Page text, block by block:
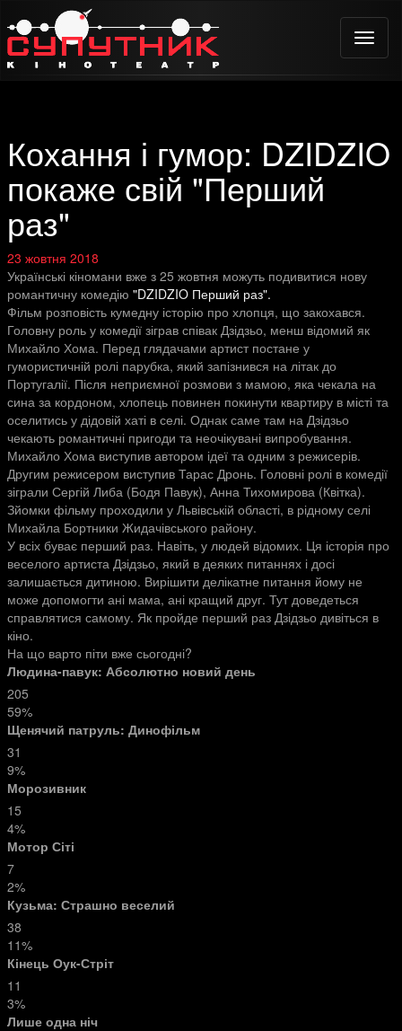
Toggle
Кохання і гумор: DZIDZIO
покаже свій "Перший
раз"
23 жовтня 2018
Українські кіномани вже з 25 жовтня можуть подивитися нову
романтичну комедію "DZIDZIO Перший раз".
Фільм розповість кумедну історію про хлопця, що закохався.
Головну роль у комедії зіграв співак Дзідзьо, менш відомий як
Михайло Хома. Перед глядачами артист постане у
гумористичній ролі парубка, який запізнився на літак до
Португалії. Після неприємної розмови з мамою, яка чекала на
сина за кордоном, хлопець повинен покинути квартиру в місті та
оселитись у дідовій хаті в селі. Однак саме там на Дзідзьо
чекають романтичні пригоди та неочікувані випробування.
Михайло Хома виступив автором ідеї та одним з режисерів.
Другим режисером виступив Тарас Дронь. Головні ролі в комедії
зіграли Сергій Либа (Бодя Павук), Анна Тихомирова (Квітка).
Зйомки фільму проходили у Львівській області, в рідному селі
Михайла Бортники Жидачівського району.
У всіх буває перший раз. Навіть, у людей відомих. Ця історія про
веселого артиста Дзідзьо, який в деяких питаннях і досі
залишається дитиною. Вирішити делікатне питання йому не
може допомогти ані мама, ані кращий друг. Тут доведеться
справлятися самому. Як пройде перший раз Дзідзьо дивіться в
кіно.
На що варто піти вже сьогодні?
Людина-павук: Абсолютно новий день
205
59%
Щенячий патруль: Динофільм
31
9%
Морозивник
15
4%
Мотор Сіті
7
2%
Кузьма: Страшно веселий
38
11%
Кінець Оук-Стріт
11
3%
Лише одна ніч